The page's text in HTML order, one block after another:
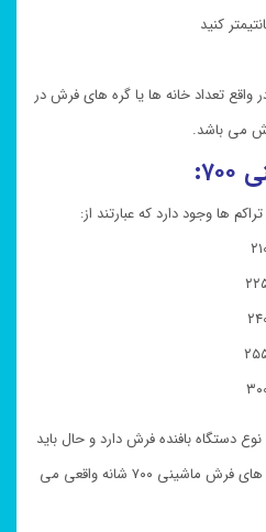
کنید
واقع تعداد خانه ها یا گره های فرش در
می باشد.
شانه بسته به نوع دستگاه بافنده فرش دارد و حال باید
تشخیص دهیم که کدام نوع تراکم های فرش ماشینی ۷۰۰ شانه واقعی می